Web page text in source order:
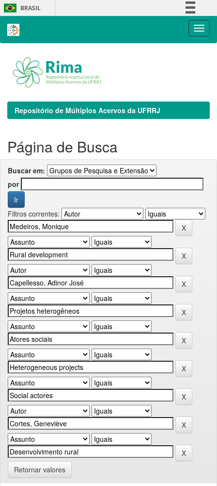
Skip
navigation
BRASIL
Repositório de Múltiplos Acervos da UFRRJ
Página de Busca
Buscar em:
por
Filtros correntes:
Retornar valores